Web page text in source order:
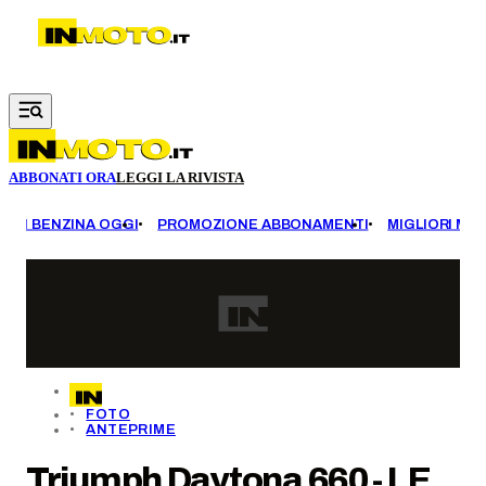
Vai al contenuto principale
ABBONATI ORALEGGI LA RIVISTA
BENZINA OGGI PROMOZIONE ABBONAMENTI MIGLIORI
FOTO
ANTEPRIME